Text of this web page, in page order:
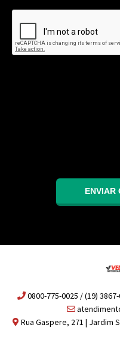
ENVIAR
0800-775-0025 / (19)
Rua Gaspere, 271 | Jardim